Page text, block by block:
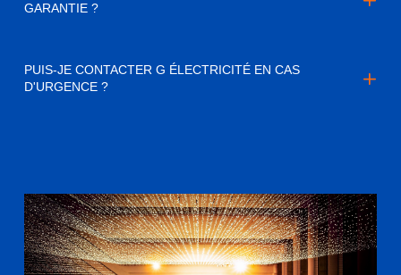
GARANTIE ?
PUIS-JE CONTACTER G ÉLECTRICITÉ EN CAS
D'URGENCE ?